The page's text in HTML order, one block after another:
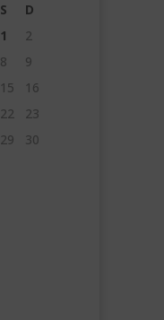
S
D
1
2
8
9
15
16
22
23
29
30